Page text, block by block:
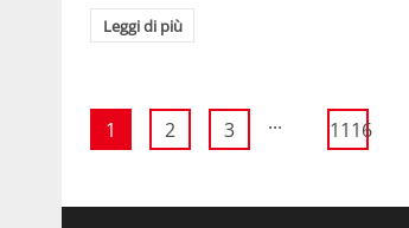
Leggi di più
1 2 3 ... 1116